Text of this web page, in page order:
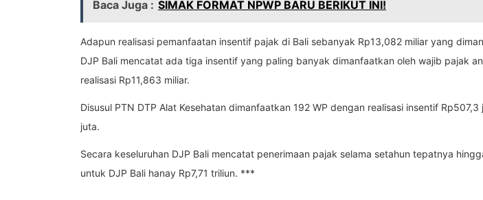
Baca Juga : SIMAK FORMAT NPWP BARU BERIKUT INI!
Adapun realisasi pemanfaatan insentif pajak di Bali sebanyak Rp13,082 miliar yang
DJP Bali mencatat ada tiga insentif yang paling banyak dimanfaatkan oleh wajib pajak
realisasi Rp11,863 miliar.
Disusul PTN DTP Alat Kesehatan dimanfaatkan 192 WP dengan realisasi insentif
juta.
Secara keseluruhan DJP Bali mencatat penerimaan pajak selama setahun tepatnya
untuk DJP Bali hanay Rp7,71 triliun. ***